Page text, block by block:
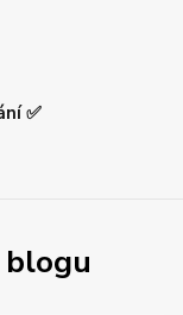
✅
blogu